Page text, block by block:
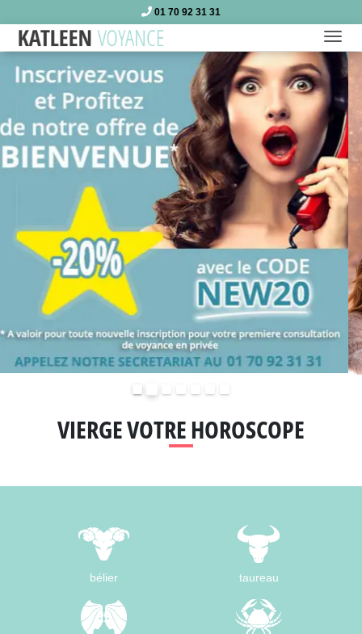
01 70 92 31 31
VIERGE VOTRE HOROSCOPE
bélier taureau